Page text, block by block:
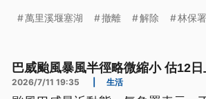
萬里溪堰塞湖 撤離 解除 林保署
巴威颱風暴風半徑略微縮小 估12
2026/7/11 19:35 生活